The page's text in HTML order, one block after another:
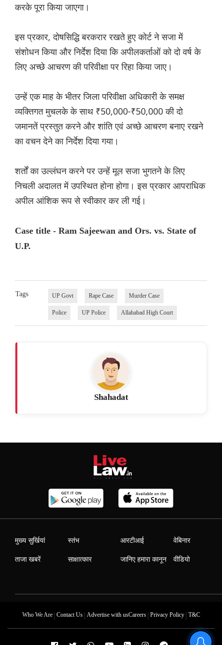
करके पूरा किया जाएगा।
इस प्रकार, दोषसिद्धि बरकरार रखते हुए कोर्ट ने सजा में
संशोधन किया और निर्देश दिया कि अपीलकर्ताओं को दो वर्ष के
लिए अच्छे आचरण की परिवीक्षा पर रिहा किया जाए।
उन्हें एक माह के भीतर जिला परिवीक्षा अधिकारी के समक्ष
व्यक्तिगत मुचलके के साथ ₹50,000-₹50,000 की दो
जमानतें प्रस्तुत करने और शांति एवं अच्छे आचरण बनाए रखने
का वचन देने का निर्देश दिया गया।
शर्तों का उल्लंघन करने पर उन्हें मूल सजा भुगतने के लिए
निचली अदालत में उपस्थित होना होगा। इस प्रकार आपराधिक
अपील आंशिक रूप से स्वीकार कर ली गई।
Case title - Ram Sajeewan and Ors. vs. State of
U.P.
Tags UP Govt Rape Case Murder Case
Police UP Police Allahabad High Court
Shahadat
मुख्य सुर्खियां
ताजा खबरें
स्तंभ
साक्षात्कार
आरटीआई
जानिए हमारा कानून
वेबिनार
वीडियो
Who We Are| Contact Us| Advertise with usCareers| Privacy Policy| T&C